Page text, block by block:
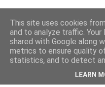
This site uses cookies
and to analyze traffic.
shared with Google along
metrics to ensure quality
statistics, and to detect
LEARN